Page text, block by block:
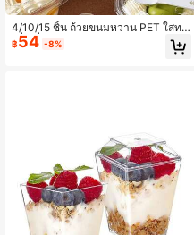
4/10/15 ชิ้น ถ้วยขนมหวาน PET ใสทร
งสี่เหลี่ยมพร้อมฝาและช้อน เหมาะสำหรั
บเค้ก, มูส, ผลไม้, ไอศกรีม, โยเกิร์ต, เหม
฿54 -8%